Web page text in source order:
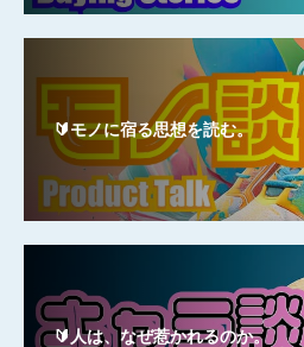
🔰モノに宿る思想を読む。
🔰人は、なぜ惹かれるのか。